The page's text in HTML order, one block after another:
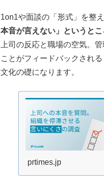
1on1や面談の「形式」を整
本音が言えない」というとこ
上司の反応と職場の空気。
ことがフィードバックされ
文化の礎になります。
prtimes.jp